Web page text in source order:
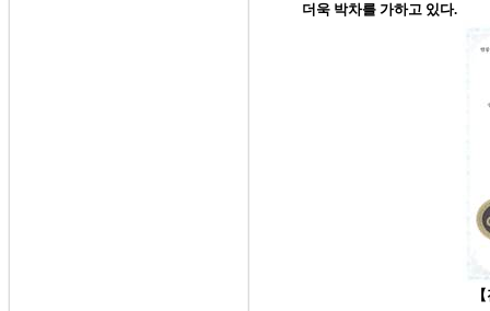
더욱 박차를 가하고 있다.